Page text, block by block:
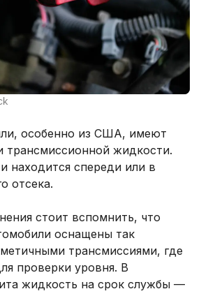
особенно из США, имеют
трансмиссионной жидкости.
находится спереди или в
отсека.
стоит вспомнить, что
оснащены так
трансмиссиями, где
проверки уровня. В
жидкость на срок службы —